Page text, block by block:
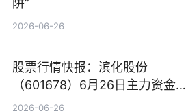
阱”
2026-06-26
股票行情快报：滨化股份
（601678）6月26日主力资金净
卖出5964.34万元
2026-06-26